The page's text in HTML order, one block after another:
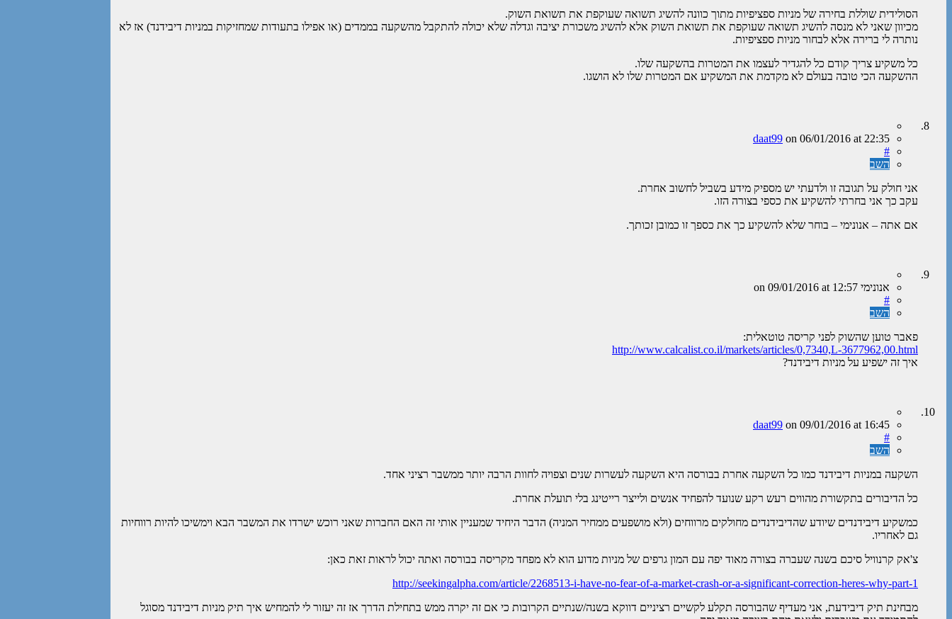
הסולידית שוללת בחירה של מניות ספציפיות מתוך כוונה להשיג תשואה שעוקפת את תשואת השוק.
מכיוון שאני לא מנסה להשיג תשואה שעוקפת את תשואת השוק אלא להשיג משכורת יציבה וגדלה שלא יכולה להתקבל מהשקעה בממדים (או אפילו בתעודות שמחזיקות במניות דיבידנד) אז לא
נותרה לי ברירה אלא לבחור מניות ספציפיות.
כל משקיע צריך קודם כל להגדיר לעצמו את המטרות בהשקעה שלו.
ההשקעה הכי טובה בעולם לא מקדמת את המשקיע אם המטרות שלו לא הושגו.
daat99 on 06/01/2016 at 22:35
#
השב
אני חולק על תגובה זו ולדעתי יש מספיק מידע בשביל לחשוב אחרת.
עקב כך אני בחרתי להשקיע את כספי בצורה הזו.
אם אתה – אנונימי – בוחר שלא להשקיע כך את כספך זו כמובן זכותך.
אנונימי 09/01/2016 at 12:57
#
השב
פאבר טוען שהשוק לפני קריסה טוטאלית:
http://www.calcalist.co.il/markets/articles/0,7340,L-3677962,00.html
איך זה ישפיע על מניות דיבידנד?
daat99 on 09/01/2016 at 16:45
#
השב
השקעה במניות דיבידנד כמו כל השקעה אחרת בבורסה היא השקעה לעשרות שנים וצפויה לחוות הרבה יותר ממשבר רציני אחד.
כל הדיבורים בתקשורת מהווים רעש רקע שנועד להפחיד אנשים ולייצר רייטינג בלי תועלת אחרת.
כמשקיע דיבידנדים שיודע שהדיבידנדים מחולקים מרווחים (ולא מושפעים ממחיר המניה) הדבר היחיד שמעניין אותי זה האם החברות שאני רוכש ישרדו את המשבר הבא וימשיכו להיות רווחיות
גם לאחריו.
צ'אק קרנוויל סיכם בשנה שעברה בצורה מאוד יפה עם המון גרפים של מניות מדוע הוא לא מפחד מקריסה בבורסה ואתה יכול לראות זאת כאן:
http://seekingalpha.com/article/2268513-i-have-no-fear-of-a-market-crash-or-a-significant-correction-heres-why-part-1
מבחינת תיק דיבידעת, אני מעדיף שהבורסה תקלע לקשיים רציניים דווקא בשנה/שנתיים הקרובות כי אם זה יקרה ממש בתחילת הדרך אז זה יעזור לי להמחיש איך תיק מניות דיבידנד מסוגל